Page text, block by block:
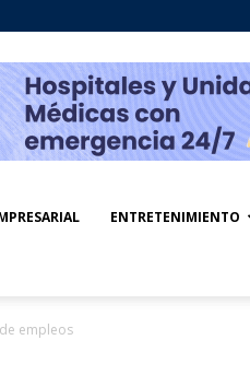
ENTRETENIMIENTO
empleos